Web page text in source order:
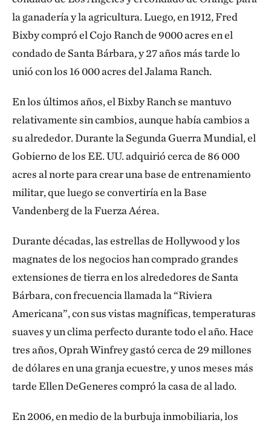
la ganadería y la agricultura. Luego, en 1912, Fred
Bixby compró el Cojo Ranch de 9000 acres en el
condado de Santa Bárbara, y 27 años más tarde lo
unió con los 16 000 acres del Jalama Ranch.
En los últimos años, el Bixby Ranch se mantuvo
relativamente sin cambios, aunque había cambios a
su alrededor. Durante la Segunda Guerra Mundial, el
Gobierno de los EE. UU. adquirió cerca de 86 000
acres al norte para crear una base de entrenamiento
militar, que luego se convertiría en la Base
Vandenberg de la Fuerza Aérea.
Durante décadas, las estrellas de Hollywood y los
magnates de los negocios han comprado grandes
extensiones de tierra en los alrededores de Santa
Bárbara, con frecuencia llamada la “Riviera
Americana”, con sus vistas magníficas, temperaturas
suaves y un clima perfecto durante todo el año. Hace
tres años, Oprah Winfrey gastó cerca de 29 millones
de dólares en una granja ecuestre, y unos meses más
tarde Ellen DeGeneres compró la casa de al lado.
En 2006, en medio de la burbuja inmobiliaria, los